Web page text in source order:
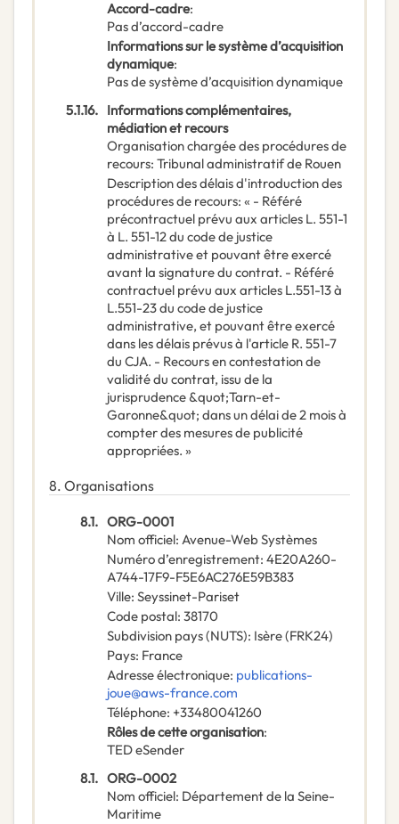
Accord-cadre:
Pas d’accord-cadre
Informations sur le système d’acquisition
dynamique:
Pas de système d’acquisition dynamique
5.1.16. Informations complémentaires,
médiation et recours
Organisation chargée des procédures de
recours: Tribunal administratif de Rouen
Description des délais d'introduction des
procédures de recours: « - Référé
précontractuel prévu aux articles L. 551-1
à L. 551-12 du code de justice
administrative et pouvant être exercé
avant la signature du contrat. - Référé
contractuel prévu aux articles L.551-13 à
L.551-23 du code de justice
administrative, et pouvant être exercé
dans les délais prévus à l'article R. 551-7
du CJA. - Recours en contestation de
validité du contrat, issu de la
jurisprudence &quot;Tarn-et-
Garonne&quot; dans un délai de 2 mois à
compter des mesures de publicité
appropriées. »
8. Organisations
8.1. ORG-0001
Nom officiel: Avenue-Web Systèmes
Numéro d’enregistrement: 4E20A260-
A744-17F9-F5E6AC276E59B383
Ville: Seyssinet-Pariset
Code postal: 38170
Subdivision pays (NUTS): Isère(FRK24)
Pays: France
Adresse électronique: publications-
joue@aws-france.com
Téléphone: +33480041260
Rôles de cette organisation:
TED eSender
8.1. ORG-0002
Nom officiel: Département de la Seine-
Maritime